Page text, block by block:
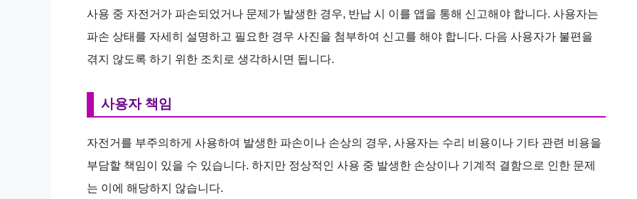
사용 중 자전거가 파손되었거나 문제가 발생한 경우, 반납 시 이를 앱을 통해 신고해야 합니다. 사용자는
파손 상태를 자세히 설명하고 필요한 경우 사진을 첨부하여 신고를 해야 합니다. 다음 사용자가 불편을
겪지 않도록 하기 위한 조치로 생각하시면 됩니다.
사용자 책임
자전거를 부주의하게 사용하여 발생한 파손이나 손상의 경우, 사용자는 수리 비용이나 기타 관련 비용을
부담할 책임이 있을 수 있습니다. 하지만 정상적인 사용 중 발생한 손상이나 기계적 결함으로 인한 문제
는 이에 해당하지 않습니다.